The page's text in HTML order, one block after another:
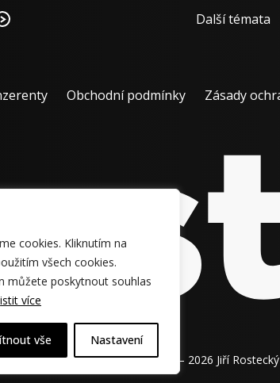
cookies. Kliknutím na
všech cookies.
můžete poskytnout souhlas
více
Nastavení
vše
Další témata
Obchodní podmínky Zásady
© 2011 – 2026 Jiří